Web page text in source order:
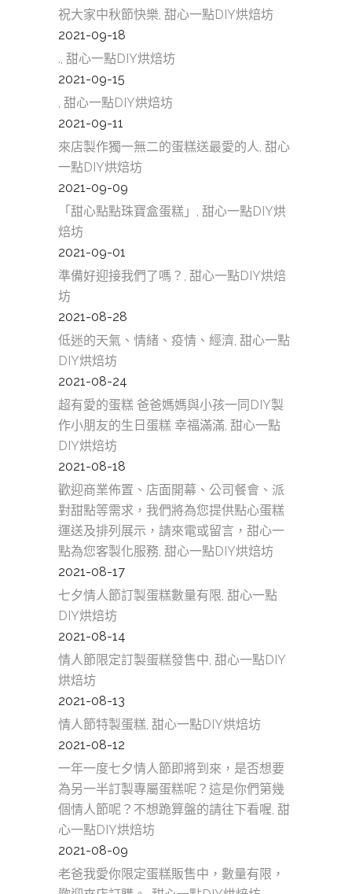
祝大家中秋節快樂, 甜心一點DIY烘焙坊
2021-09-18
., 甜心一點DIY烘焙坊
2021-09-15
, 甜心一點DIY烘焙坊
2021-09-11
來店製作獨一無二的蛋糕送最愛的人, 甜心
一點DIY烘焙坊
2021-09-09
「甜心點點珠寶盒蛋糕」, 甜心一點DIY烘
焙坊
2021-09-01
準備好迎接我們了嗎？, 甜心一點DIY烘焙
坊
2021-08-28
低迷的天氣、情緒、疫情、經濟, 甜心一點
DIY烘焙坊
2021-08-24
超有愛的蛋糕 爸爸媽媽與小孩一同DIY製
作小朋友的生日蛋糕 幸福滿滿, 甜心一點
DIY烘焙坊
2021-08-18
歡迎商業佈置、店面開幕、公司餐會、派
對甜點等需求，我們將為您提供點心蛋糕
運送及排列展示，請來電或留言，甜心一
點為您客製化服務, 甜心一點DIY烘焙坊
2021-08-17
七夕情人節訂製蛋糕數量有限, 甜心一點
DIY烘焙坊
2021-08-14
情人節限定訂製蛋糕發售中, 甜心一點DIY
烘焙坊
2021-08-13
情人節特製蛋糕, 甜心一點DIY烘焙坊
2021-08-12
一年一度七夕情人節即將到來，是否想要
為另一半訂製專屬蛋糕呢？這是你們第幾
個情人節呢？不想跪算盤的請往下看喔, 甜
心一點DIY烘焙坊
2021-08-09
老爸我愛你限定蛋糕販售中，數量有限，